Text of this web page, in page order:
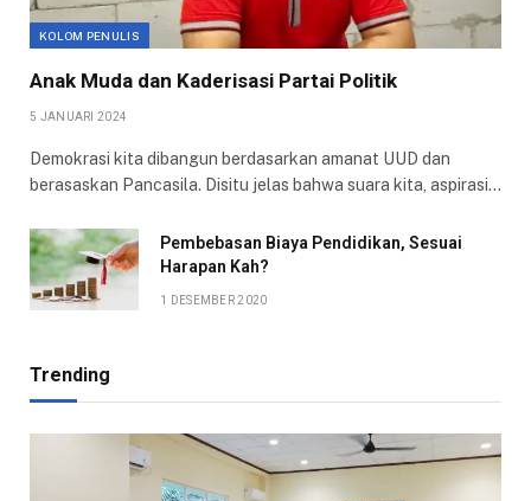
KOLOM PENULIS
Anak Muda dan Kaderisasi Partai Politik
5 JANUARI 2024
Demokrasi kita dibangun berdasarkan amanat UUD dan
berasaskan Pancasila. Disitu jelas bahwa suara kita, aspirasi…
Pembebasan Biaya Pendidikan, Sesuai
Harapan Kah?
1 DESEMBER 2020
Trending